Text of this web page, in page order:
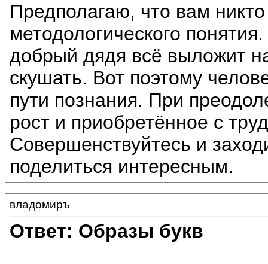
Предполагаю, что вам
методологического
добрый дядя всё выложит
скушать. Вот поэтому
пути познания. При
рост и приобретённое с
Совершенствуйтесь и
поделиться интересным.
владомиръ
Ответ: Образы букв